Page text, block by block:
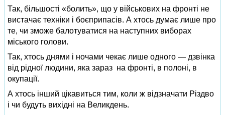
Так, більшості «болить», що у військових на фронті не
вистачає техніки і боєприпасів. А хтось думає лише про
те, чи зможе балотуватися на наступних виборах
міського голови.
Так, хтось днями і ночами чекає лише одного — дзвінка
від рідної людини, яка зараз на фронті, в полоні, в
окупації.
А хтось інший цікавиться тим, коли ж відзначати Різдво
і чи будуть вихідні на Великдень.